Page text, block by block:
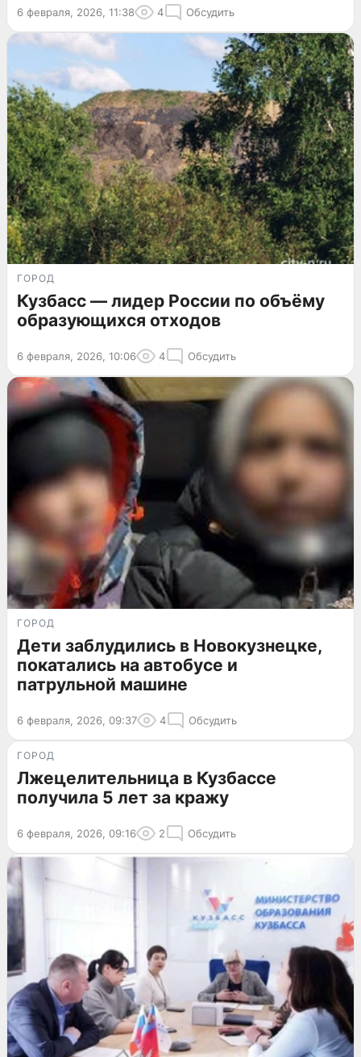
6 февраля, 2026, 11:38 4 Обсудить
ГОРОД
Кузбасс — лидер России по объёму
образующихся отходов
6 февраля, 2026, 10:06 4 Обсудить
ГОРОД
Дети заблудились в Новокузнецке,
покатались на автобусе и
патрульной машине
6 февраля, 2026, 09:37 4 Обсудить
ГОРОД
Лжецелительница в Кузбассе
получила 5 лет за кражу
6 февраля, 2026, 09:16 2 Обсудить